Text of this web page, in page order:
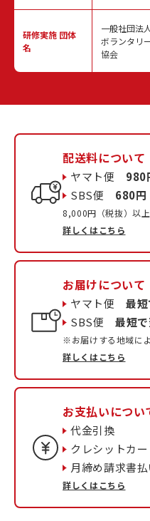
研修実施 団体
名
一般社団法
ボランタリ
協会
配送料について
ヤマト便 980
SBS便 680円
8,000円（税抜）以
詳しくはこちら
お届けについて
ヤマト便最
SBS便最短
※お届けする地域に
詳しくはこちら
お支払いについ
代金引換
クレシットカ
月締め請求書払
詳しくはこちら